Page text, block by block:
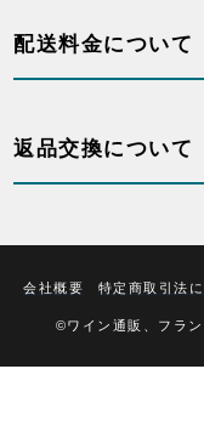
配送料金について
返品交換について
会社概要 特定商取引法
©ワイン通販、フラ